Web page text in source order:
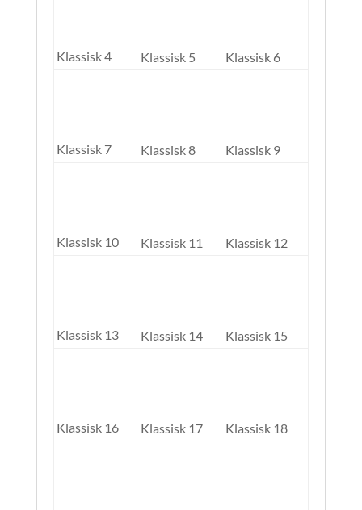
Klassisk 4 Klassisk 5 Klassisk 6
Klassisk 7 Klassisk 8 Klassisk 9
Klassisk 10 Klassisk 11 Klassisk 12
Klassisk 13 Klassisk 14 Klassisk 15
Klassisk 16 Klassisk 17 Klassisk 18